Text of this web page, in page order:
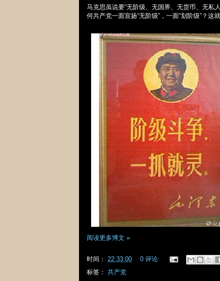
马克思虽说要“无阶级、无国界、无货币、无私
何共产党一面宣扬“无阶级” ，一面“划阶级” ？这
阅读更多博文 »
时间： 22:33:00
0 评论
标签： 共产党